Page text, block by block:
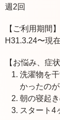
週2回
【ご利用期間】
H31.3.24〜現
【お悩み、症
洗濯物を
かったの
朝の寝起
スタート4